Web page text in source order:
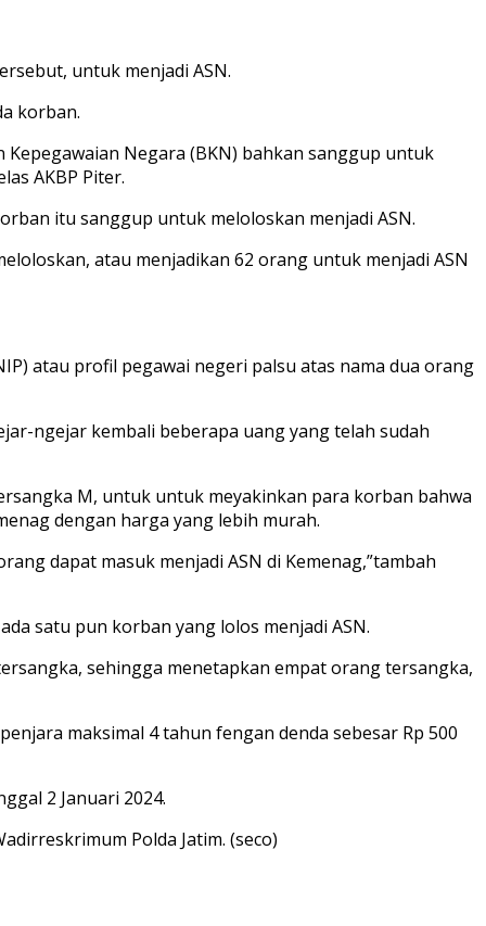
untuk menjadi ASN.
korban.
Kepegawaian Negara (BKN) bahkan sanggup untuk
AKBP Piter.
itu sanggup untuk meloloskan menjadi ASN.
atau menjadikan 62 orang untuk menjadi ASN
atau profil pegawai negeri palsu atas nama dua orang
ngejar kembali beberapa uang yang telah sudah
M, untuk untuk meyakinkan para korban bahwa
dengan harga yang lebih murah.
dapat masuk menjadi ASN di Kemenag,”tambah
satu pun korban yang lolos menjadi ASN.
sehingga menetapkan empat orang tersangka,
maksimal 4 tahun fengan denda sebesar Rp 500
2 Januari 2024.
Polda Jatim. (seco)